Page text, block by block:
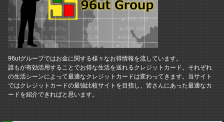
96utグループではお金に関する様々なお得情報を流しています。
誰もが有効活用することでお得な生活を送れるクレジットカード。それぞれ
の生活シーンによって最適なクレジットカードは変わってきます。当サイト
ではクレジットカードの最強比較サイトを目指し、皆さんにあった最適なカ
ードを紹介できればと思います。